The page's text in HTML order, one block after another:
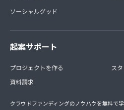
ソーシャルグッド
起案サポート
プロジェクトを作る
資料請求
ス
クラウドファンディングのノウハウを無料で